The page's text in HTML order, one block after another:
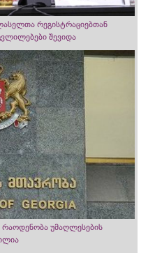
რეგისტრაციებთან
შევიდა
უმაღლესების